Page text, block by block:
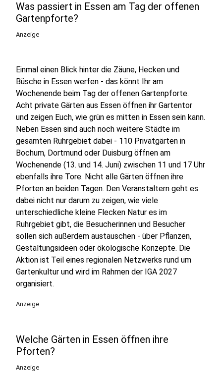
Was passiert in Essen am Tag der offenen
Gartenpforte?
Anzeige
Einmal einen Blick hinter die Zäune, Hecken und
Büsche in Essen werfen - das könnt Ihr am
Wochenende beim Tag der offenen Gartenpforte.
Acht private Gärten aus Essen öffnen ihr Gartentor
und zeigen Euch, wie grün es mitten in Essen sein kann.
Neben Essen sind auch noch weitere Städte im
gesamten Ruhrgebiet dabei - 110 Privatgärten in
Bochum, Dortmund oder Duisburg öffnen am
Wochenende (13. und 14. Juni) zwischen 11 und 17 Uhr
ebenfalls ihre Tore. Nicht alle Gärten öffnen ihre
Pforten an beiden Tagen. Den Veranstaltern geht es
dabei nicht nur darum zu zeigen, wie viele
unterschiedliche kleine Flecken Natur es im
Ruhrgebiet gibt, die Besucherinnen und Besucher
sollen sich außerdem austauschen - über Pflanzen,
Gestaltungsideen oder ökologische Konzepte. Die
Aktion ist Teil eines regionalen Netzwerks rund um
Gartenkultur und wird im Rahmen der IGA 2027
organisiert.
Anzeige
Welche Gärten in Essen öffnen ihre
Pforten?
Anzeige